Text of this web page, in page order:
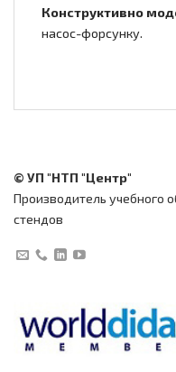
Конструктивно
насос-форсунку.
© УП "НТП "Центр"
Производитель учебного
стендов